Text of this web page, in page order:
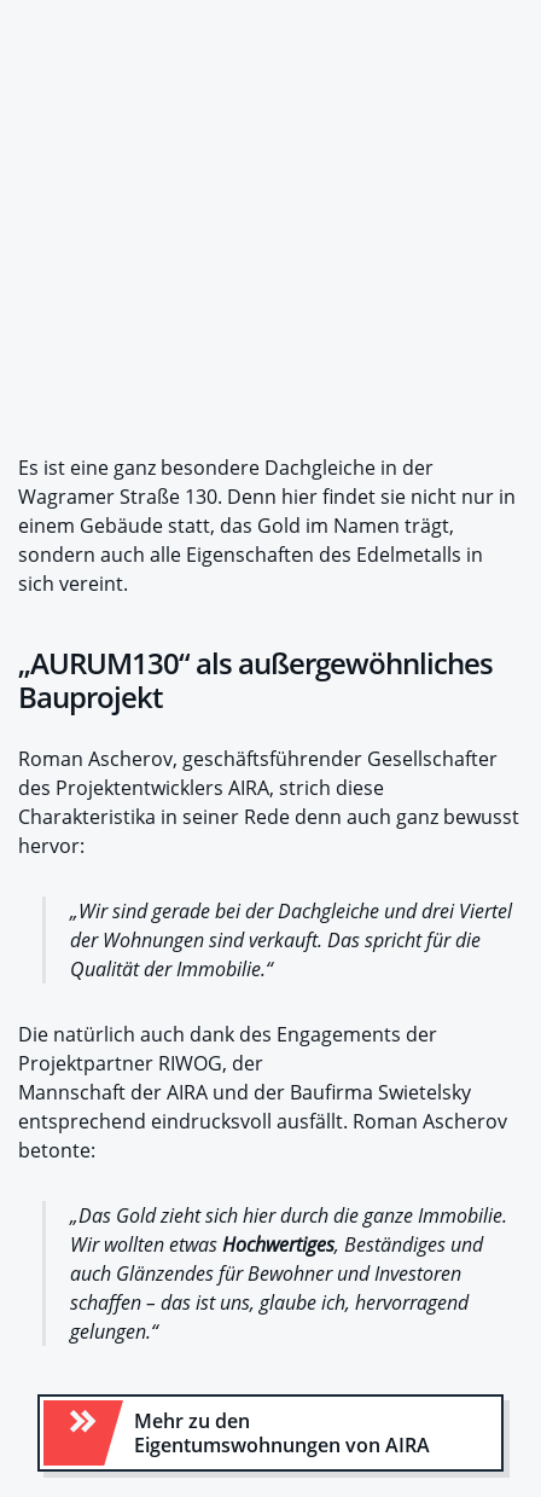
Es ist eine ganz besondere Dachgleiche in der
Wagramer Straße 130. Denn hier findet sie nicht nur in
einem Gebäude statt, das Gold im Namen trägt,
sondern auch alle Eigenschaften des Edelmetalls in
sich vereint.
„AURUM130“ als außergewöhnliches
Bauprojekt
Roman Ascherov, geschäftsführender Gesellschafter
des Projektentwicklers AIRA, strich diese
Charakteristika in seiner Rede denn auch ganz bewusst
hervor:
„Wir sind gerade bei der Dachgleiche und drei Viertel
der Wohnungen sind verkauft. Das spricht für die
Qualität der Immobilie.“
Die natürlich auch dank des Engagements der
Projektpartner RIWOG, der
Mannschaft der AIRA und der Baufirma Swietelsky
entsprechend eindrucksvoll ausfällt. Roman Ascherov
betonte:
„Das Gold zieht sich hier durch die ganze Immobilie.
Wir wollten etwasHochwertiges, Beständiges und
auch Glänzendes für Bewohner und Investoren
schaffen – das ist uns, glaube ich, hervorragend
gelungen.“
Mehr zu den
Eigentumswohnungen von AIRA